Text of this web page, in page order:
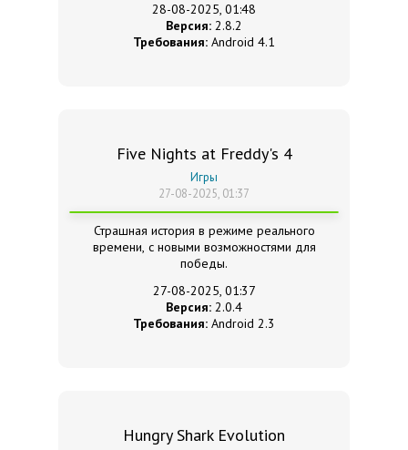
28-08-2025, 01:48
Версия: 2.8.2
Требования: Android 4.1
Five Nights at Freddy's 4
Игры
27-08-2025, 01:37
Страшная история в режиме реального
времени, с новыми возможностями для
победы.
27-08-2025, 01:37
Версия: 2.0.4
Требования: Android 2.3
Hungry Shark Evolution